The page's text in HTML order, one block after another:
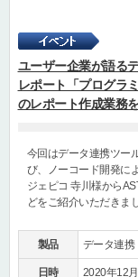
ユーザー企業が語る
レポート「プログラ
のレポート作成業務
今回はデータ連携ツー
び、ノーコード開発に
ジェピコ 寺川様から
どをご紹介いただきまし
製品 データ連
日時 2020年12